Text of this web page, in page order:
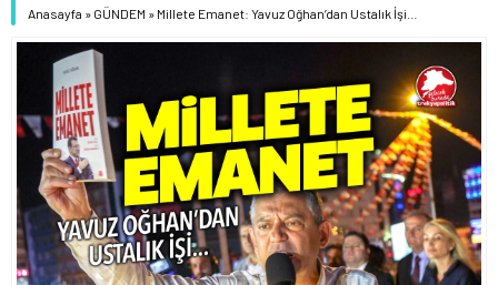
Anasayfa » GÜNDEM » Millete Emanet: Yavuz Oğhan’dan Ustalık İşi…